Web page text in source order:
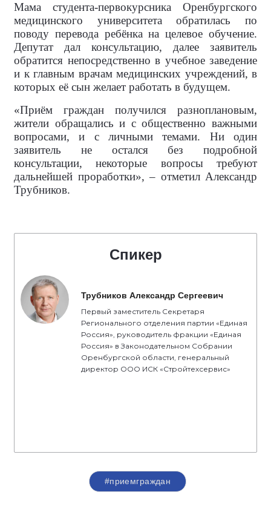
Мама студента-первокурсника Оренбургского
медицинского университета обратилась по
поводу перевода ребёнка на целевое обучение.
Депутат дал консультацию, далее заявитель
обратится непосредственно в учебное заведение
и к главным врачам медицинских учреждений, в
которых её сын желает работать в будущем.
«Приём граждан получился разноплановым,
жители обращались и с общественно важными
вопросами, и с личными темами. Ни один
заявитель не остался без подробной
консультации, некоторые вопросы требуют
дальнейшей проработки», – отметил Александр
Трубников.
Спикер
Трубников Александр Сергеевич
Первый заместитель Секретаря
Регионального отделения партии «Единая
Россия», руководитель фракции «Единая
Россия» в Законодательном Собрании
Оренбургской области, генеральный
директор ООО ИСК «Стройтехсервис»
#приемграждан